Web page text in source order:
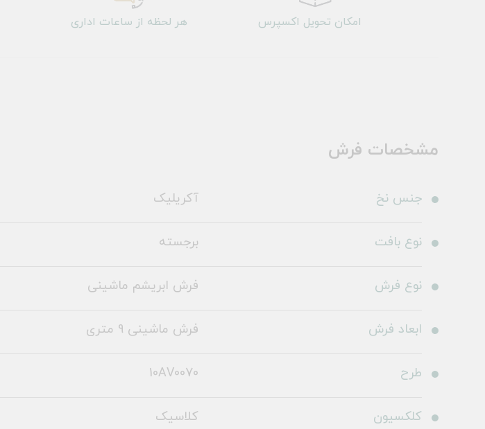
امکان تحویل اکسپرس هر لحظه از ساعات اداری
مشخصات فرش
جنس نخ آکریلیک
نوع بافت برجسته
نوع فرش فرش ابریشم ماشینی
ابعاد فرش فرش ماشینی 9 متری
طرح 10AV0070
کلکسیون کلاسیک